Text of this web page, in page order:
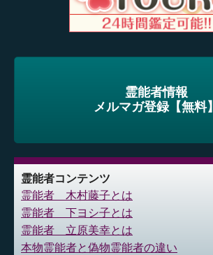
霊能者情報
メルマガ登録【無料】
霊能者コンテンツ
霊能者 木村藤子とは
霊能者 下ヨシ子とは
霊能者 立原美幸とは
本物霊能者と偽物霊能者の違い